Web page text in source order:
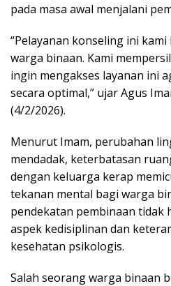
pada masa awal menjalani
“Pelayanan konseling ini
warga binaan. Kami
ingin mengakses layanan ini
secara optimal,” ujar Agus
(4/2/2026).
Menurut Imam, perubahan
mendadak, keterbatasan
dengan keluarga kerap
tekanan mental bagi warga
pendekatan pembinaan tidak
aspek kedisiplinan dan
kesehatan psikologis.
Salah seorang warga binaan